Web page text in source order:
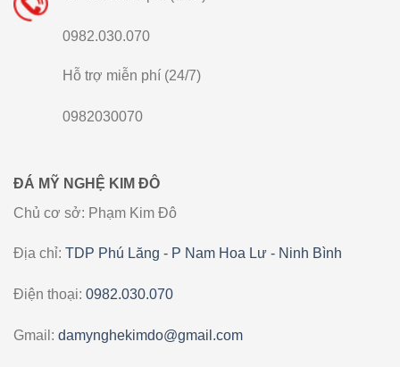
0982.030.070
Hỗ trợ miễn phí (24/7)
0982030070
ĐÁ MỸ NGHỆ KIM ĐÔ
Chủ cơ sở: Phạm Kim Đô
Địa chỉ: TDP Phú Lăng - P Nam Hoa Lư - Ninh Bình
Điện thoại: 0982.030.070
Gmail: damynghekimdo@gmail.com